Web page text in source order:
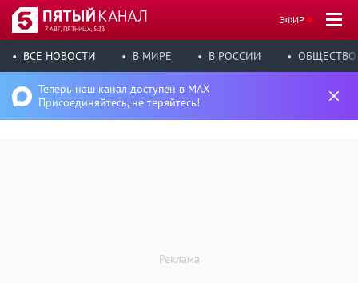
7 АВГ, ПЯТНИЦА, 5:33
ЭФИР
ВСЕ НОВОСТИ В МИРЕ В РОССИИ ОБЩЕСТВО
Теперь наш канал доступен в MAX
Присоединяйтесь, не теряйтесь!